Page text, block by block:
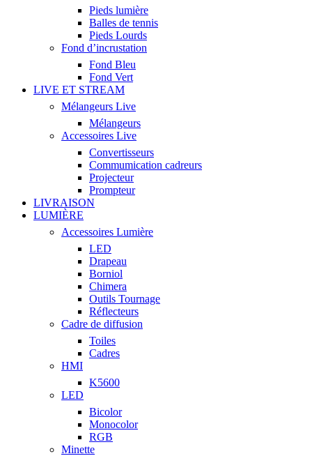
Pieds lumière
Balles de tennis
Pieds Lourds
Fond d’incrustation
Fond Bleu
Fond Vert
LIVE ET STREAM
Mélangeurs Live
Mélangeurs
Accessoires Live
Convertisseurs
Commumication cadreurs
Projecteur
Prompteur
LIVRAISON
LUMIÈRE
Accessoires Lumière
LED
Drapeau
Borniol
Chimera
Outils Tournage
Réflecteurs
Cadre de diffusion
Toiles
Cadres
HMI
K5600
LED
Bicolor
Monocolor
RGB
Minette